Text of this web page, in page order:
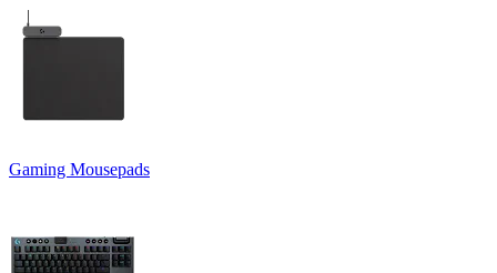
Gaming Mousepads